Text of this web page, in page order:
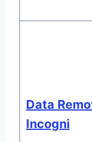
Data
Incogni